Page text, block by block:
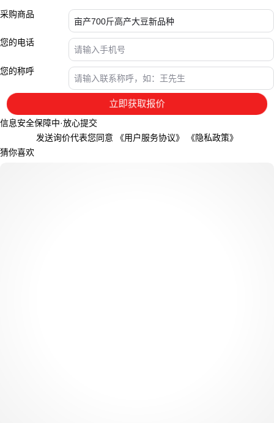
采购商品
您的电话
您的称呼
立即获取报价
信息安全保障中·放心提交
发送询价代表您同意 《用户服务协议》
《隐私政策》
猜你喜欢